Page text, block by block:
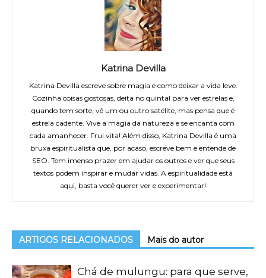
Katrina Devilla
Katrina Devilla escreve sobre magia e como deixar a vida leve.
Cozinha coisas gostosas, deita no quintal para ver estrelas e,
quando tem sorte, vê um ou outro satélite, mas pensa que é
estrela cadente. Vive a magia da natureza e se encanta com
cada amanhecer. Frui vita! Além disso, Katrina Devilla é uma
bruxa espiritualista que, por acaso, escreve bem e entende de
SEO. Tem imenso prazer em ajudar os outros e ver que seus
textos podem inspirar e mudar vidas. A espiritualidade está
aqui, basta você querer ver e experimentar!
ARTIGOS RELACIONADOS Mais do autor
Chá de mulungu: para que serve,